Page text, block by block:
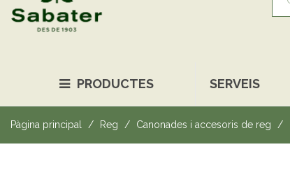
PRODUCTES SERVEIS
Pàgina principal Reg Canonades i accesoris de reg